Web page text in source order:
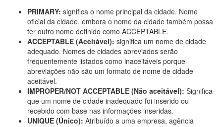
PRIMARY: significa o nome principal da cidade. Nome
oficial da cidade, embora o nome da cidade também possa
ter outro nome definido como ACCEPTABLE.
ACCEPTABLE (Aceitável): significa um nome de cidade
adequado. Nomes de cidades abreviados serão
frequentemente listados como inaceitáveis porque
abreviações não são um formato de nome de cidade
aceitável.
IMPROPER/NOT ACCEPTABLE (Não aceitável): Significa
que um nome de cidade inadequado foi inserido ou
recebido com base nas informações inseridas.
UNIQUE (Único): Atribuído a uma empresa, agência